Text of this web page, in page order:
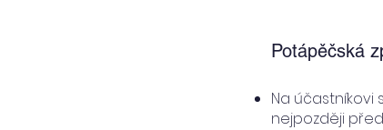
Potápěčská
Na účastníkovi
nejpozději